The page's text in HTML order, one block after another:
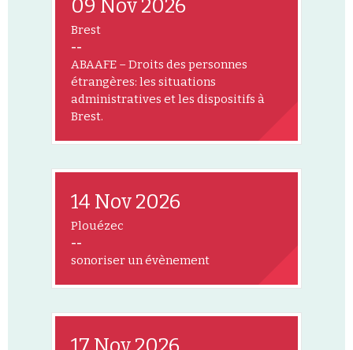
09 Nov 2026
Brest
--
ABAAFE – Droits des personnes
étrangères: les situations
administratives et les dispositifs à
Brest.
14 Nov 2026
Plouézec
--
sonoriser un évènement